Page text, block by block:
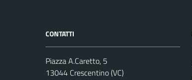
CONTATTI
Piazza A.Caretto, 5
13044 Crescentino (VC)